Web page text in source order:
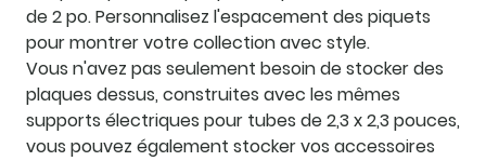
de 2 po. Personnalisez l'espacement des piquets
pour montrer votre collection avec style.
Vous n'avez pas seulement besoin de stocker des
plaques dessus, construites avec les mêmes
supports électriques pour tubes de 2,3 x 2,3 pouces,
vous pouvez également stocker vos accessoires